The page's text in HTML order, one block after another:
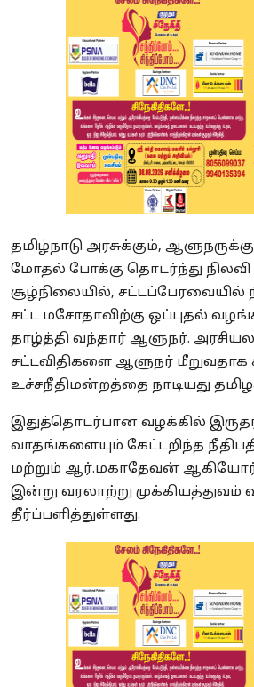
தமிழ்நாடு அரசுக்கும்,
மோதல் போக்கு தொடர்ந்து நிலவி
சூழ்நிலையில், சட்டப்பேரவையில்
சட்ட மசோதாவிற்கு ஒப்புதல்
தாழ்த்தி வந்தார் ஆளுநர்.
சட்டவிதிகளை ஆளுநர் மீறுவதாக
உச்சநீதிமன்றத்தை நாடியது
இதுத்தொடர்பான வழக்கில்
வாதங்களையும் கேட்டறிந்த
மற்றும் ஆர்.மகாதேவன்
இன்று வரலாற்று முக்கியத்துவம்
தீர்ப்பளித்துள்ளது.